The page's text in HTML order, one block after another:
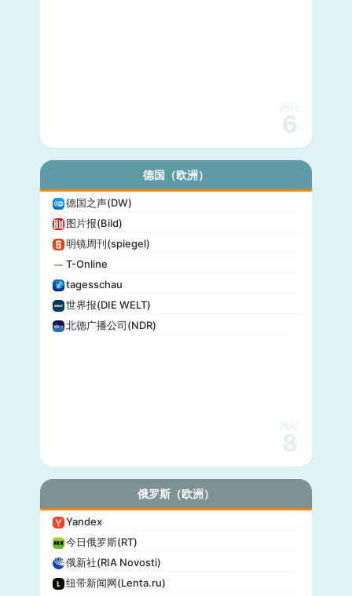
网站
6
德国（欧洲）
德国之声(DW)
图片报(Bild)
明镜周刊(spiegel)
T-Online
tagesschau
世界报(DIE WELT)
北德广播公司(NDR)
网站
8
俄罗斯（欧洲）
Yandex
今日俄罗斯(RT)
俄新社(RIA Novosti)
纽带新闻网(Lenta.ru)